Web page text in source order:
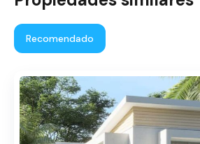
Recomendado